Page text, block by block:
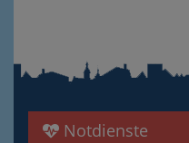
Notdienste